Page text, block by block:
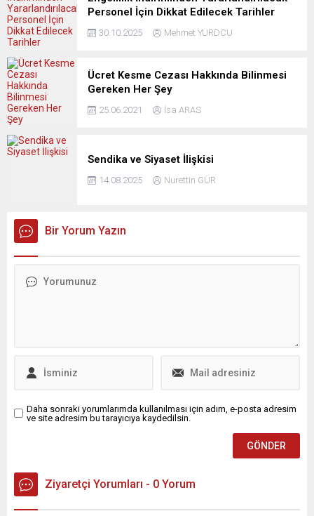
Personel İçin Dikkat Edilecek Tarihler
30.10.2025 Mehmet YURDCU
Ücret Kesme Cezası Hakkında Bilinmesi
Gereken Her Şey
25.06.2021 İsa ARAS
Sendika ve Siyaset İlişkisi
14.08.2025 Nurettin GÜR
Bir Yorum Yazın
Daha sonraki yorumlarımda kullanılması için adım, e-posta adresim
ve site adresim bu tarayıcıya kaydedilsin.
Ziyaretçi Yorumları - 0 Yorum